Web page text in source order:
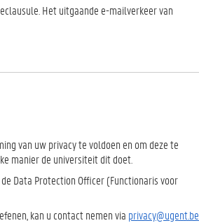
Het uitgaande e-mailverkeer van
van uw privacy te voldoen en om deze te
manier de universiteit dit doet.
Data Protection Officer (Functionaris voor
kan u contact nemen via privacy@ugent.be